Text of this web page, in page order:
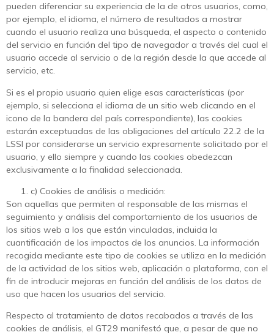
pueden diferenciar su experiencia de la de otros usuarios, como,
por ejemplo, el idioma, el número de resultados a mostrar
cuando el usuario realiza una búsqueda, el aspecto o contenido
del servicio en función del tipo de navegador a través del cual el
usuario accede al servicio o de la región desde la que accede al
servicio, etc.
Si es el propio usuario quien elige esas características (por
ejemplo, si selecciona el idioma de un sitio web clicando en el
icono de la bandera del país correspondiente), las cookies
estarán exceptuadas de las obligaciones del artículo 22.2 de la
LSSI por considerarse un servicio expresamente solicitado por el
usuario, y ello siempre y cuando las cookies obedezcan
exclusivamente a la finalidad seleccionada.
c) Cookies de análisis o medición:
Son aquellas que permiten al responsable de las mismas el
seguimiento y análisis del comportamiento de los usuarios de
los sitios web a los que están vinculadas, incluida la
cuantificación de los impactos de los anuncios. La información
recogida mediante este tipo de cookies se utiliza en la medición
de la actividad de los sitios web, aplicación o plataforma, con el
fin de introducir mejoras en función del análisis de los datos de
uso que hacen los usuarios del servicio.
Respecto al tratamiento de datos recabados a través de las
cookies de análisis, el GT29 manifestó que, a pesar de que no